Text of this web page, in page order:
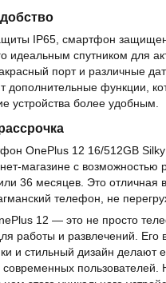
IP65, смартфон защищен
идеальным спутником для
порт и различные
дополнительные функции,
устройства более удобным.
OnePlus 12 16/512GB
магазине с возможностью
36 месяцев. Это отличная
телефон, не
12 — это не просто
работы и развлечений. Его
и стильный дизайн делают
пользователей.